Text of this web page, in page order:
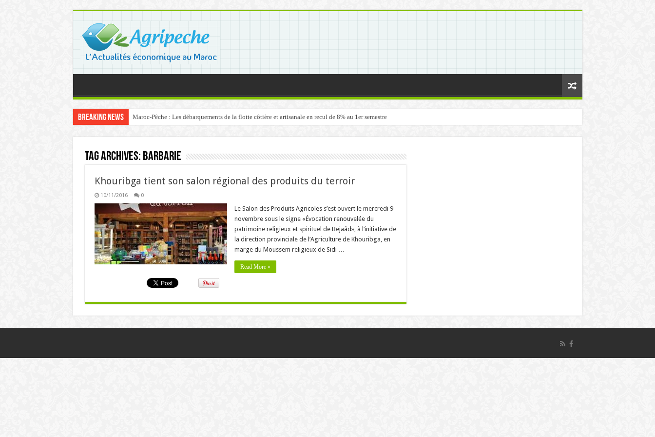
Breaking News Maroc-Pêche : Les débarquements de la flotte côtière et artisanale en recul de 8% au 1er semestre
Tag Archives: barbarie
Khouribga tient son salon régional des produits du terroir
10/11/2016 0
Le Salon des Produits Agricoles s’est ouvert le mercredi 9
novembre sous le signe «Évocation renouvelée du
patrimoine religieux et spirituel de Bejaâd», à l’initiative de
la direction provinciale de l’Agriculture de Khouribga, en
marge du Moussem religieux de Sidi …
Read More »